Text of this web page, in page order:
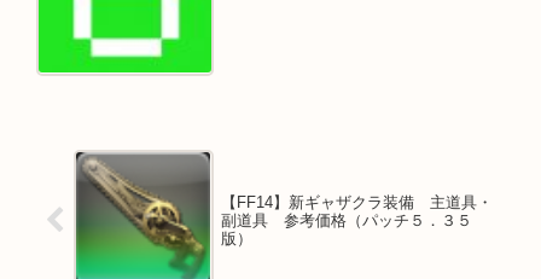
【FF14】新ギャザクラ装備 主道具・
副道具 参考価格（パッチ５．３５
版）